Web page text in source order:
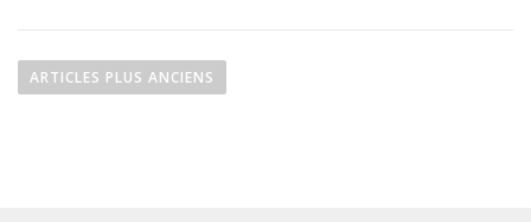
aARTICLES PLUS ANCIENS